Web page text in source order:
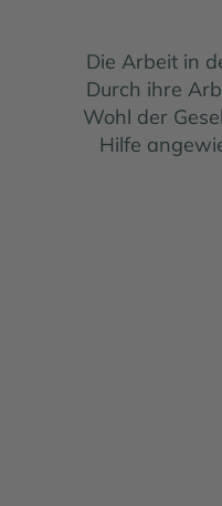
Die Arbeit in
Durch ihre
Wohl der
Hilfe